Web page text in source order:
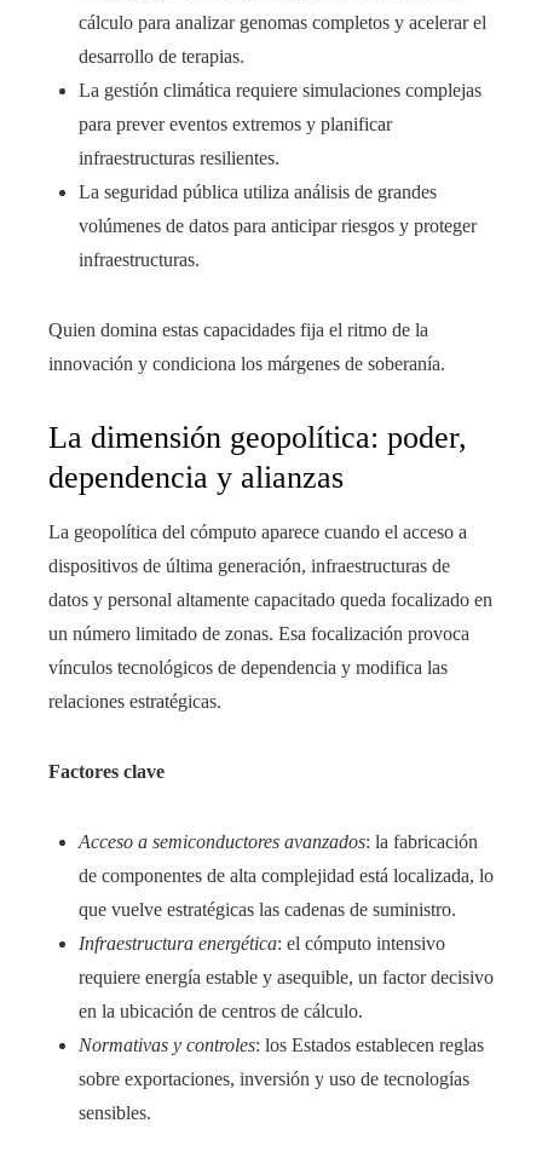
cálculo para analizar genomas completos y acelerar el
desarrollo de terapias.
La gestión climática requiere simulaciones complejas
para prever eventos extremos y planificar
infraestructuras resilientes.
La seguridad pública utiliza análisis de grandes
volúmenes de datos para anticipar riesgos y proteger
infraestructuras.
Quien domina estas capacidades fija el ritmo de la
innovación y condiciona los márgenes de soberanía.
La dimensión geopolítica: poder,
dependencia y alianzas
La geopolítica del cómputo aparece cuando el acceso a
dispositivos de última generación, infraestructuras de
datos y personal altamente capacitado queda focalizado en
un número limitado de zonas. Esa focalización provoca
vínculos tecnológicos de dependencia y modifica las
relaciones estratégicas.
Factores clave
Acceso a semiconductores avanzados: la fabricación
de componentes de alta complejidad está localizada, lo
que vuelve estratégicas las cadenas de suministro.
Infraestructura energética: el cómputo intensivo
requiere energía estable y asequible, un factor decisivo
en la ubicación de centros de cálculo.
Normativas y controles: los Estados establecen reglas
sobre exportaciones, inversión y uso de tecnologías
sensibles.